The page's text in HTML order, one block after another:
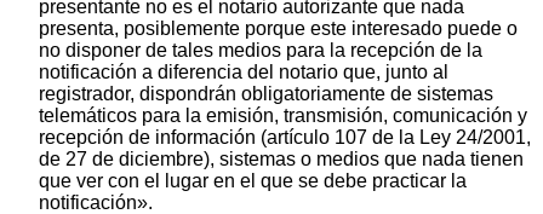
presentante no es el notario autorizante que nada
presenta, posiblemente porque este interesado puede o
no disponer de tales medios para la recepción de la
notificación a diferencia del notario que, junto al
registrador, dispondrán obligatoriamente de sistemas
telemáticos para la emisión, transmisión, comunicación y
recepción de información (artículo 107 de la Ley 24/2001,
de 27 de diciembre), sistemas o medios que nada tienen
que ver con el lugar en el que se debe practicar la
notificación».